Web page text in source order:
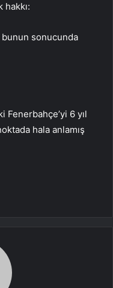
bunun sonucunda
Fenerbahçe’yi 6 yıl
hala anlamış